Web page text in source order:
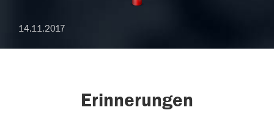
14.11.2017
Erinnerungen